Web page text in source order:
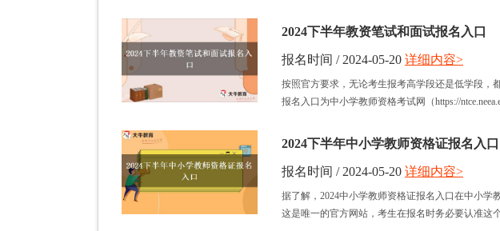
2024下半年教资笔试和面试报名入口
报名时间 / 2024-05-20
按照官方要求，无论考生报考高学段还是低学段，
报名入口为中小学教师资格考试网（https://
详细内容>
2024下半年中小学教师资格证报名入口
报名时间 / 2024-05-20
据了解，2024中小学教师资格证报名入口在中小学教
这是唯一的官方网站，考生在报名时务必要认准这个
详细内容>